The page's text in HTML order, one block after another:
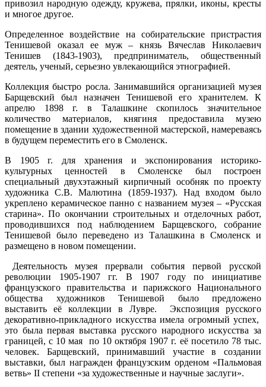
привозил народную одежду, кружева, прялки, иконы, кресты
и многое другое.
Определенное воздействие на собирательские пристрастия
Тенишевой оказал ее муж – князь Вячеслав Николаевич
Тенишев (1843-1903), предприниматель, общественный
деятель, ученый, серьезно увлекающийся этнографией.
Коллекция быстро росла. Занимавшийся организацией музея
Барщевский был назначен Тенишевой его хранителем. К
апрелю 1898 г. в Талашкине скопилось значительное
количество материалов, княгиня предоставила музею
помещение в здании художественной мастерской, намереваясь
в будущем переместить его в Смоленск.
В 1905 г. для хранения и экспонирования историко-
культурных ценностей в Смоленске был построен
специальный двухэтажный кирпичный особняк по проекту
художника С.В. Малютина (1859-1937). Над входом было
укреплено керамическое панно с названием музея – «Русская
старина». По окончании строительных и отделочных работ,
проводившихся под наблюдением Барщевского, собрание
Тенишевой было переведено из Талашкина в Смоленск и
размещено в новом помещении.
Деятельность музея прервали события первой русской
революции 1905-1907 гг. В 1907 году по инициативе
французского правительства и парижского Национального
общества художников Тенишевой было предложено
выставить её коллекции в Лувре. Экспозиция русского
декоративно-прикладного искусства имела огромный успех,
это была первая выставка русского народного искусства за
границей, с 10 мая по 10 октября 1907 г. её посетило 78 тыс.
человек. Барщевский, принимавший участие в создании
выставки, был награжден французским орденом «Пальмовая
ветвь» II степени «за художественные и научные заслуги».